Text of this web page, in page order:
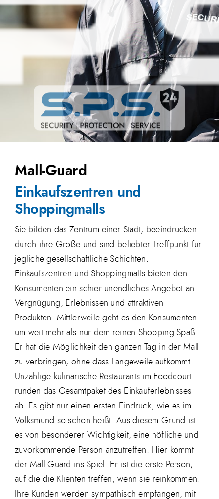
Mall-Guard
Einkaufszentren und
Shoppingmalls
Sie bilden das Zentrum einer Stadt, beeindrucken
durch ihre Größe und sind beliebter Treffpunkt für
jegliche gesellschaftliche Schichten.
Einkaufszentren und Shoppingmalls bieten den
Konsumenten ein schier unendliches Angebot an
Vergnügung, Erlebnissen und attraktiven
Produkten. Mittlerweile geht es den Konsumenten
um weit mehr als nur dem reinen Shopping Spaß.
Er hat die Möglichkeit den ganzen Tag in der Mall
zu verbringen, ohne dass Langeweile aufkommt.
Unzählige kulinarische Restaurants im Foodcourt
runden das Gesamtpaket des Einkauferlebnisses
ab. Es gibt nur einen ersten Eindruck, wie es im
Volksmund so schön heißt. Aus diesem Grund ist
es von besonderer Wichtigkeit, eine höfliche und
zuvorkommende Person anzutreffen. Hier kommt
der Mall-Guard ins Spiel. Er ist die erste Person,
auf die die Klienten treffen, wenn sie reinkommen.
Ihre Kunden werden sympathisch empfangen, mit